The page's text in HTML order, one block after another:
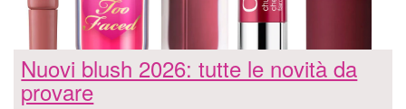
Nuovi blush 2026: tutte le novità da
provare